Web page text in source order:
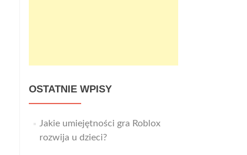
OSTATNIE WPISY
Jakie umiejętności gra Roblox
rozwija u dzieci?